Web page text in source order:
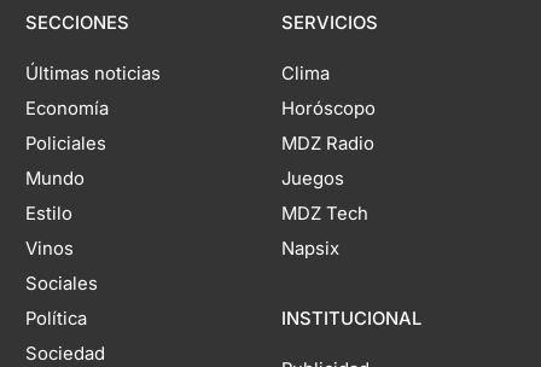
SECCIONES
Últimas noticias
Economía
Policiales
Mundo
Estilo
Vinos
Sociales
Política
Sociedad
SERVICIOS
Clima
Horóscopo
MDZ Radio
Juegos
MDZ Tech
Napsix
INSTITUCIONAL